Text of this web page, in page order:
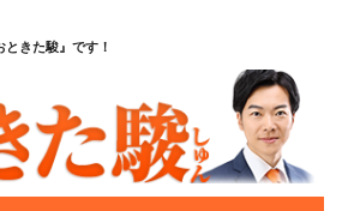
きた駿』です！